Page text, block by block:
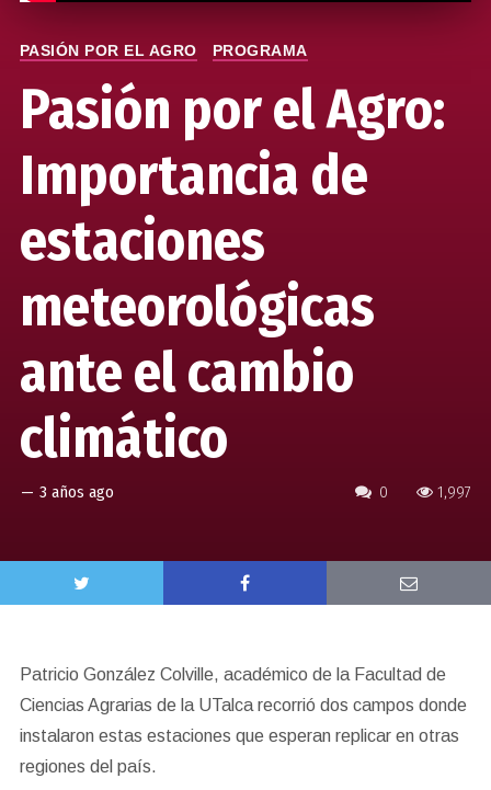
0 1,997
PASIÓN POR EL AGRO PROGRAMA
Pasión por el Agro:
Importancia de
estaciones
meteorológicas
ante el cambio
climático
— 3 años ago
Patricio González Colville, académico de la Facultad de
Ciencias Agrarias de la UTalca recorrió dos campos donde
instalaron estas estaciones que esperan replicar en otras
regiones del país.